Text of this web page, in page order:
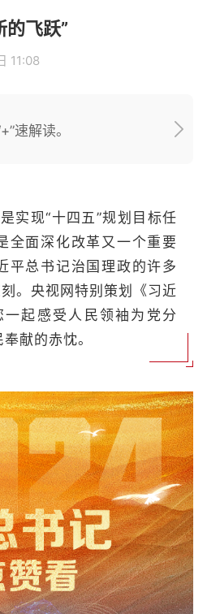
的飞跃”
11:08
速解读。
实现“十四五”规划目标任
全面深化改革又一个重要
平总书记治国理政的许多
。央视网特别策划《习近
起感受人民领袖为党分
献的赤忱。